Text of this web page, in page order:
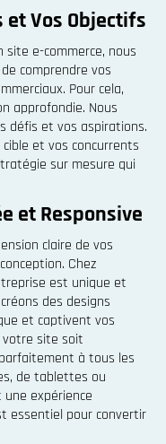
et Vos Objectifs
e-commerce, nous
comprendre vos
Pour cela,
approfondie. Nous
défis et vos aspirations.
et vos concurrents
sur mesure qui
et Responsive
claire de vos
Chez
est unique et
des designs
et captivent vos
votre site soit
à tous les
de tablettes ou
expérience
essentiel pour convertir